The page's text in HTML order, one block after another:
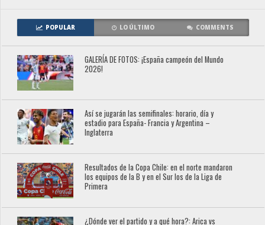
POPULAR LO ÚLTIMO COMMENTS
GALERÍA DE FOTOS: ¡España campeón del Mundo
2026!
Así se jugarán las semifinales: horario, día y
estadio para España- Francia y Argentina –
Inglaterra
Resultados de la Copa Chile: en el norte mandaron
los equipos de la B y en el Sur los de la Liga de
Primera
¿Dónde ver el partido y a qué hora?: Arica vs